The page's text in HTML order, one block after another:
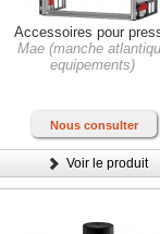
Accessoires pour
Mae (manche
equipements)
Nous consulter
Voir le produit